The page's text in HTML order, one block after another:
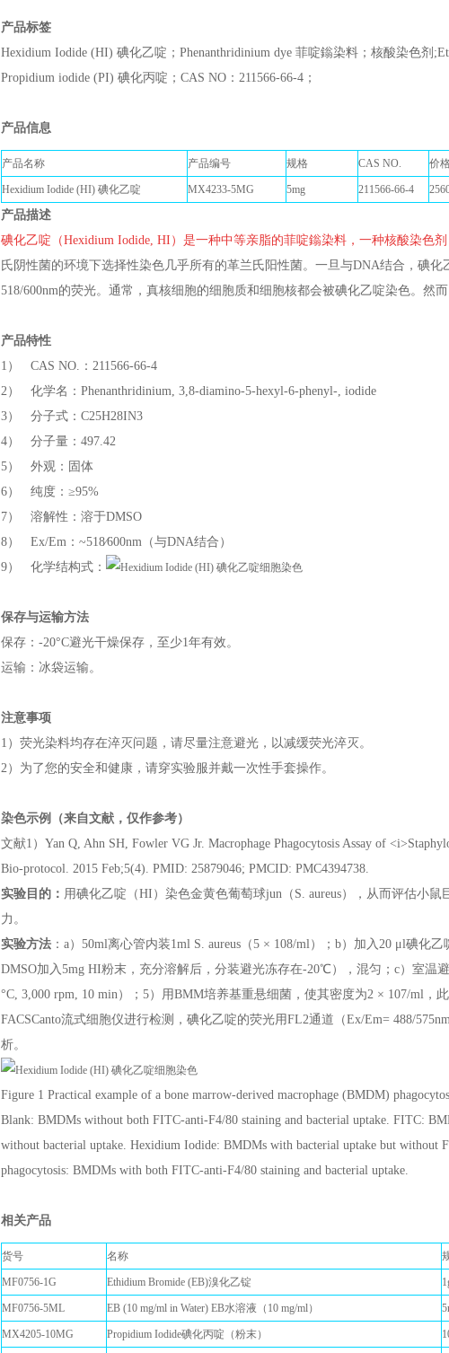
产品标签
Hexidium Iodide (HI) 碘化乙啶；Phenanthridinium dye 菲啶鎓染料；核酸染色剂
Propidium iodide (PI) 碘化丙啶；CAS NO：211566-66-4；
产品信息
产品名称 产品编号 规格 CAS NO. 价
Hexidium Iodide (HI) 碘化乙啶 MX4233-5MG 5mg 211566-66-4
产品描述
碘化乙啶（Hexidium Iodide, HI）是一种中等亲脂的菲啶鎓染料，一种核酸染色剂
氏阴性菌的环境下选择性染色几乎所有的革兰氏阳性菌。一旦与DNA结合，碘
518/600nm的荧光。通常，真核细胞的细胞质和细胞核都会被碘化乙啶染色。然
产品特性
1） CAS NO.：211566-66-4
2） 化学名：Phenanthridinium, 3,8-diamino-5-hexyl-6-phenyl-, iodide
3） 分子式：C25H28IN3
4） 分子量：497.42
5） 外观：固体
6） 纯度：≥95%
7） 溶解性：溶于DMSO
8） Ex/Em：~518⁄600nm（与DNA结合）
9） 化学结构式：
保存与运输方法
保存：-20°C避光干燥保存，至少1年有效。
运输：冰袋运输。
注意事项
1）荧光染料均存在淬灭问题，请尽量注意避光，以减缓荧光淬灭。
2）为了您的安全和健康，请穿实验服并戴一次性手套操作。
染色示例（来自文献，仅作参考）
文献1）Yan Q, Ahn SH, Fowler VG Jr. Macrophage Phagocytosis Assay of
Bio-protocol. 2015 Feb;5(4). PMID: 25879046; PMCID: PMC4394738.
实验目的： 用碘化乙啶（HI）染色金黄色葡萄球jun（S. aureus），从而评估小
力。
实验方法 ：a）50ml离心管内装1ml S. aureus（5 × 108/ml）；b）加入20 μl碘化
DMSO加入5mg HI粉末，充分溶解后，分装避光冻存在-20℃），混匀；c）室温
°C, 3,000 rpm, 10 min）；5）用BMM培养基重悬细菌，使其密度为2 × 107/ml，
FACSCanto流式细胞仪进行检测，碘化乙啶的荧光用FL2通道（Ex/Em= 488/
析。
Figure 1 Practical example of a bone marrow-derived macrophage (BMDM)
Blank: BMDMs without both FITC-anti-F4/80 staining and bacterial uptake. FITC:
without bacterial uptake. Hexidium Iodide: BMDMs with bacterial uptake but without
phagocytosis: BMDMs with both FITC-anti-F4/80 staining and bacterial uptake.
相关产品
货号 名称
MF0756-1G Ethidium Bromide (EB)溴化乙锭
MF0756-5ML EB (10 mg/ml in Water) EB水溶液（10 mg/ml）
MX4205-10MG Propidium Iodide碘化丙啶（粉末）